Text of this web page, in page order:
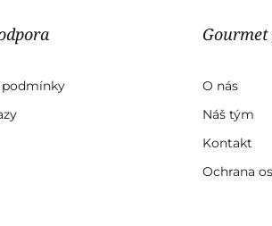
O nás
Náš tým
Kontakt
Ochrana